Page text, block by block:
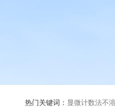
热门关键词： 显微计数法不溶性微粒